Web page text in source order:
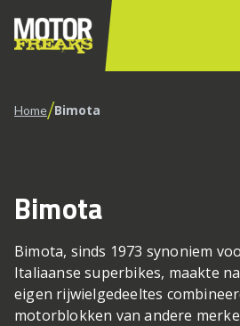
Home/Bimota
Bimota
Bimota, sinds 1973 synoniem
Italiaanse superbikes, maakte
eigen rijwielgedeeltes
motorblokken van andere